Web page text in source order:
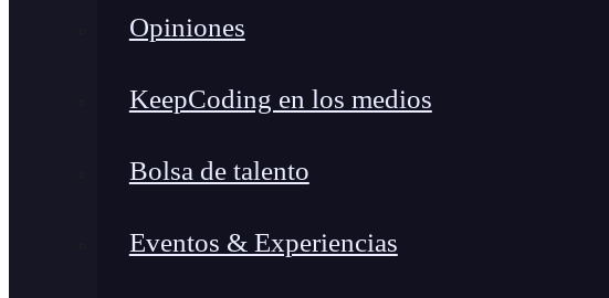
Opiniones
KeepCoding en los medios
Bolsa de talento
Eventos & Experiencias